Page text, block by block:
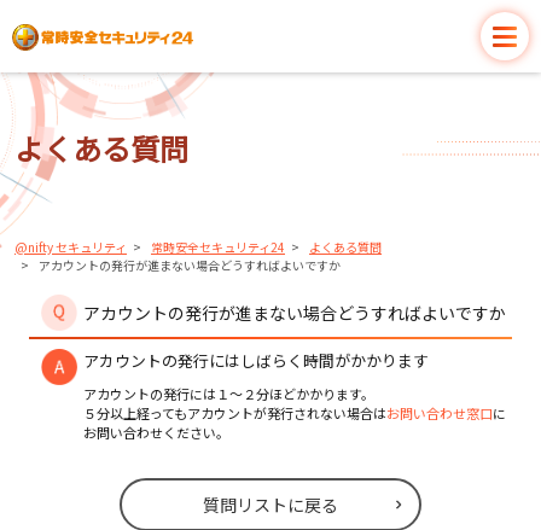
よくある質問
@nifty セキュリティ 常時安全セキュリティ24
よくある質問
アカウントの発行が進まない場合どうすればよいですか
アカウントの発行が進まない場合どうすればよいですか
アカウントの発行にはしばらく時間がかかります
アカウントの発行には１～２分ほどかかります。
５分以上経ってもアカウントが発行されない場合はお問い合わせ窓口に
お問い合わせください。
質問リストに戻る